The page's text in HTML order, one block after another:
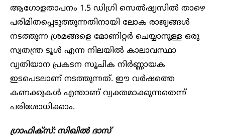
ആഗോളതാപനം 1.5 ഡിഗ്രി സെൽഷ്യസിൽ താഴെ
പരിമിതപ്പെടുത്തുന്നതിനായി ലോക രാജ്യങ്ങൾ
നടത്തുന്ന ശ്രമങ്ങളെ മോണിറ്റർ ചെയ്യാനുള്ള ഒരു
സ്വതന്ത്ര ടൂൾ എന്ന നിലയിൽ കാലാവസ്ഥാ
വ്യതിയാന പ്രകടന സൂചിക നിർണ്ണായക
ഇടപെടലാണ് നടത്തുന്നത്. ഈ വർഷത്തെ
കണക്കുകൾ എന്താണ് വ്യക്തമാക്കുന്നതെന്ന്
പരിശോധിക്കാം.
​ഗ്രാഫിക്സ്: സിഖിൽ ദാസ്